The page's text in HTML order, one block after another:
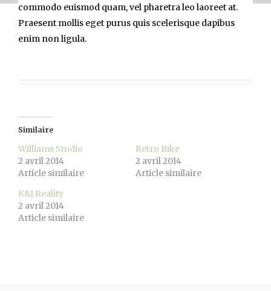
commodo euismod quam, vel pharetra leo laoreet at.
Praesent mollis eget purus quis scelerisque dapibus
enim non ligula.
Similaire
Williams Studio
2 avril 2014
Article similaire
Retro Bike
2 avril 2014
Article similaire
K&J Reality
2 avril 2014
Article similaire